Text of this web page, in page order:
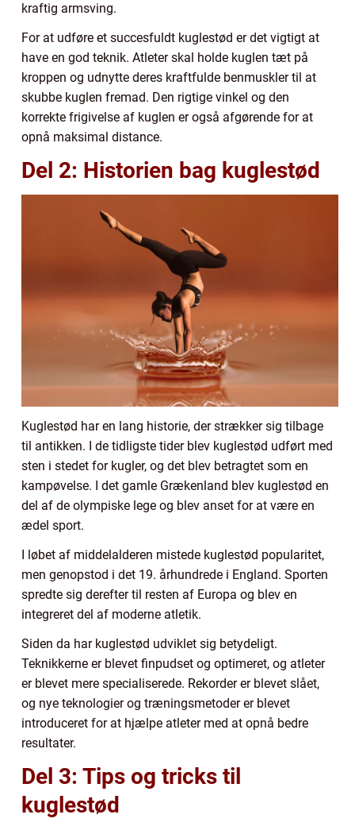
kraftig armsving.
For at udføre et succesfuldt kuglestød er det vigtigt at
have en god teknik. Atleter skal holde kuglen tæt på
kroppen og udnytte deres kraftfulde benmuskler til at
skubbe kuglen fremad. Den rigtige vinkel og den
korrekte frigivelse af kuglen er også afgørende for at
opnå maksimal distance.
Del 2: Historien bag kuglestød
Kuglestød har en lang historie, der strækker sig tilbage
til antikken. I de tidligste tider blev kuglestød udført med
sten i stedet for kugler, og det blev betragtet som en
kampøvelse. I det gamle Grækenland blev kuglestød en
del af de olympiske lege og blev anset for at være en
ædel sport.
I løbet af middelalderen mistede kuglestød popularitet,
men genopstod i det 19. århundrede i England. Sporten
spredte sig derefter til resten af Europa og blev en
integreret del af moderne atletik.
Siden da har kuglestød udviklet sig betydeligt.
Teknikkerne er blevet finpudset og optimeret, og atleter
er blevet mere specialiserede. Rekorder er blevet slået,
og nye teknologier og træningsmetoder er blevet
introduceret for at hjælpe atleter med at opnå bedre
resultater.
Del 3: Tips og tricks til
kuglestød